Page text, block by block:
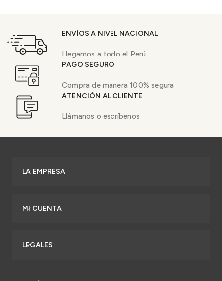
ENVÍOS A NIVEL NACIONAL
Llegamos a todo el Perú
PAGO SEGURO
Compra de manera 100% segura
ATENCIÓN AL CLIENTE
Llámanos o escríbenos
LA EMPRESA
MI CUENTA
LEGALES